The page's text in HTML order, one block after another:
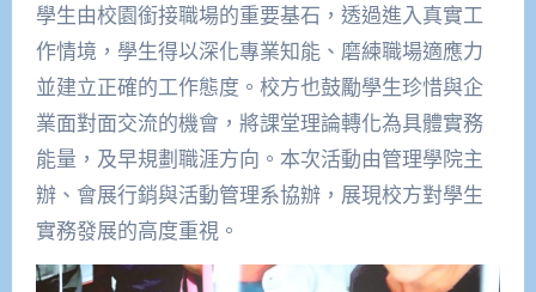
學生由校園銜接職場的重要基石，透過進入真實工
作情境，學生得以深化專業知能、磨練職場適應力
並建立正確的工作態度。校方也鼓勵學生珍惜與企
業面對面交流的機會，將課堂理論轉化為具體實務
能量，及早規劃職涯方向。本次活動由管理學院主
辦、會展行銷與活動管理系協辦，展現校方對學生
實務發展的高度重視。